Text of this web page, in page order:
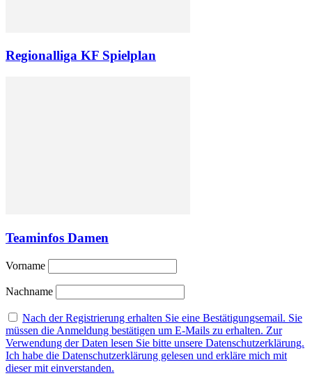
Regionalliga KF Spielplan
Teaminfos Damen
Vorname
Nachname
Nach der Registrierung erhalten Sie eine Bestätigungsemail. Sie
müssen die Anmeldung bestätigen um E-Mails zu erhalten. Zur
Verwendung der Daten lesen Sie bitte unsere Datenschutzerklärung.
Ich habe die Datenschutzerklärung gelesen und erkläre mich mit
dieser mit einverstanden.